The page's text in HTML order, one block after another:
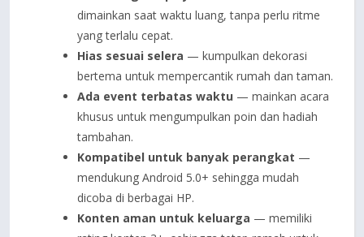
dimainkan saat waktu luang, tanpa perlu ritme
yang terlalu cepat.
Hias sesuai selera — kumpulkan dekorasi
bertema untuk mempercantik rumah dan taman.
Ada event terbatas waktu — mainkan acara
khusus untuk mengumpulkan poin dan hadiah
tambahan.
Kompatibel untuk banyak perangkat —
mendukung Android 5.0+ sehingga mudah
dicoba di berbagai HP.
Konten aman untuk keluarga — memiliki